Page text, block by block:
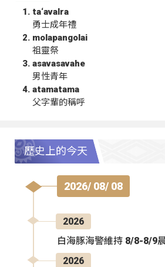
ta‘avalra
勇士成年禮
molapangolai
祖靈祭
asavasavahe
男性青年
atamatama
父字輩的稱呼
歷史上的今天
2026/ 08/ 08
2026
白海豚海警維持 8/8-8/9
2026